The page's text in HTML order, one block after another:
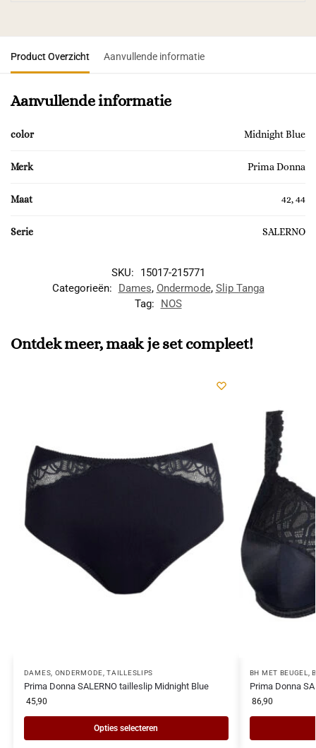
Product Overzicht Aanvullende informatie
Aanvullende informatie
color Midnight Blue
Merk Prima Donna
Maat 42, 44
Serie SALERNO
SKU:
15017-215771
Categorieën:
Dames, Ondermode, Slip Tanga
Tag:
NOS
Ontdek meer, maak je set compleet!
DAMES ONDERMODE ,TAILLESLIPS
Prima Donna SALERNO tailleslip Midnight Blue
45,90
Opties selecteren
BH MET BEUGEL ,
Prima Donna
86,90